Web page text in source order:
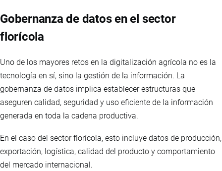
Gobernanza de datos en el sector
florícola
Uno de los mayores retos en la digitalización agrícola no es la
tecnología en sí, sino la gestión de la información. La
gobernanza de datos implica establecer estructuras que
aseguren calidad, seguridad y uso eficiente de la información
generada en toda la cadena productiva.
En el caso del sector florícola, esto incluye datos de producción,
exportación, logística, calidad del producto y comportamiento
del mercado internacional.